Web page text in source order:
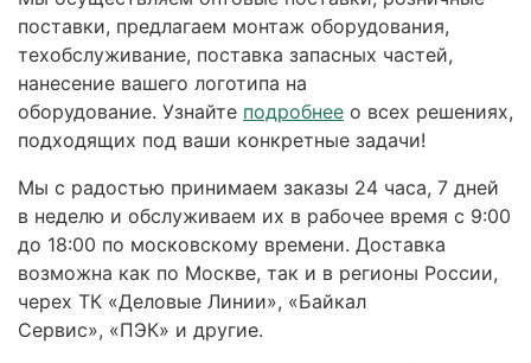
поставки, предлагаем монтаж оборудования,
техобслуживание, поставка запасных частей,
нанесение вашего логотипа на
оборудование. Узнайте подробнее о всех решениях,
подходящих под ваши конкретные задачи!
Мы с радостью принимаем заказы 24 часа, 7 дней
в неделю и обслуживаем их в рабочее время с 9:00
до 18:00 по московскому времени. Доставка
возможна как по Москве, так и в регионы России,
черех ТК «Деловые Линии», «Байкал
Сервис», «ПЭК» и другие.